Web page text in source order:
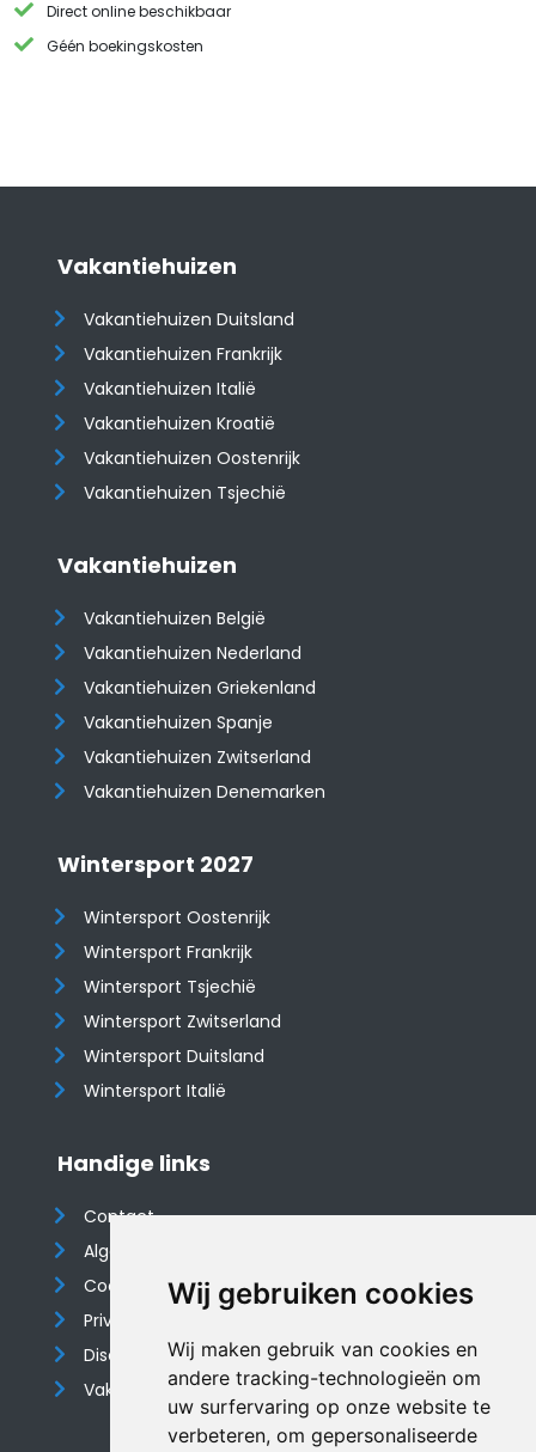
Wij gebruiken cookies
Wij maken gebruik van cookies en
andere tracking-technologieën om
uw surfervaring op onze website te
verbeteren, om gepersonaliseerde
Direct online beschikbaar
Géén boekingskosten
Vakantiehuizen
Vakantiehuizen Duitsland
Vakantiehuizen Frankrijk
Vakantiehuizen Italië
Vakantiehuizen Kroatië
​​​​​​​Vakantiehuizen Oostenrijk
Vakantiehuizen Tsjechië
Vakantiehuizen
Vakantiehuizen België
Vakantiehuizen Nederland
Vakantiehuizen Griekenland
Vakantiehuizen Spanje
​​​​​​​Vakantiehuizen Zwitserland
Vakantiehuizen Denemarken
Wintersport 2027
Wintersport Oostenrijk
Wintersport Frankrijk
Wintersport Tsjechië
Wintersport Zwitserland
Wintersport Duitsland
Wintersport Italië
Handige links
Contact
Algemene voorwaarden
Cookieverklaring
Privacyverklaring
Disclaimer
Vakantiehuis website